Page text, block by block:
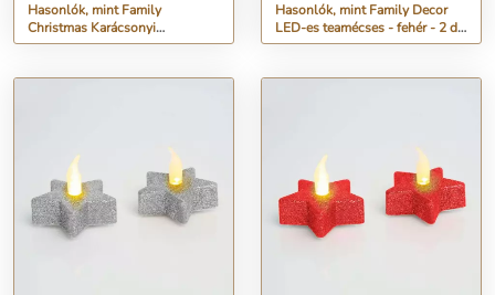
Hasonlók, mint Family
Christmas Karácsonyi
teamécses pohár - 3 féle
Hasonlók, mint Family Decor
LED-es teamécses - fehér - 2 db
/ bliszter (55246)